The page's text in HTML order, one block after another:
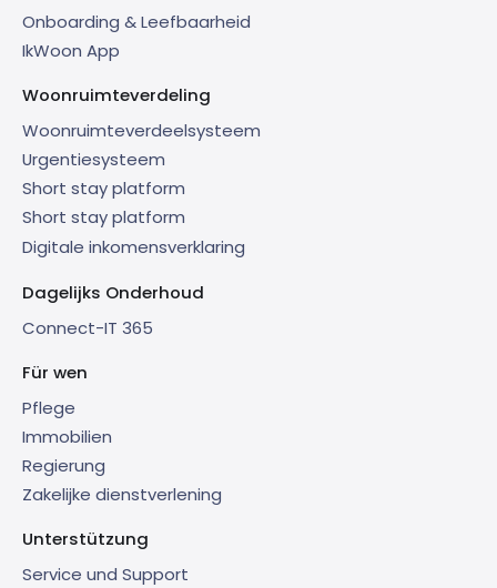
Onboarding & Leefbaarheid
IkWoon App
Woonruimteverdeling
Woonruimteverdeelsysteem
Urgentiesysteem
Short stay platform
Short stay platform
Digitale inkomensverklaring
Dagelijks Onderhoud
Connect-IT 365
Für wen
Pflege
Immobilien
Regierung
Zakelijke dienstverlening
Unterstützung
Service und Support